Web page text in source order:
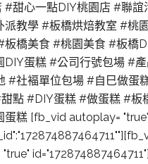
#甜心一點DIY桃園店 #聯誼
派教學 #板橋烘焙教室 #桃園
板橋美食 #桃園美食 #板橋
DIY蛋糕 #公司行號包場 #產
#社褔單位包場 #自巳做蛋
點 #DIY蛋糕 #做蛋糕 #板
蛋糕 [fb_vid autoplay= "true"
id="172874887464711"]